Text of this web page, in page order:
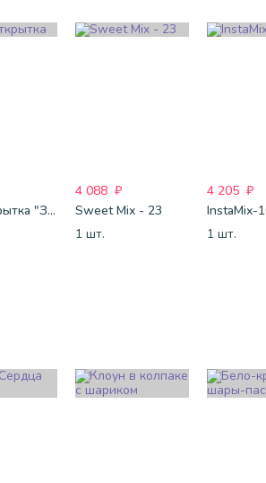
Шар-открытка "Звезда" (45 см) - 1
4 088 ₽
Sweet Mix - 23
1 шт.
4 205 ₽
InstaMix-
1 шт.